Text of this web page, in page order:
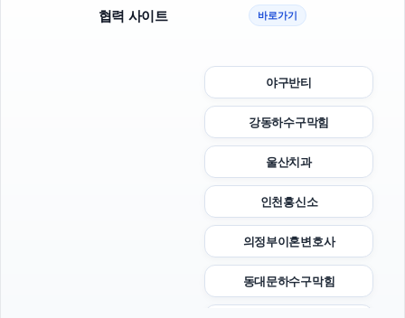
협력 사이트 바로가기
야구반티
강동하수구막힘
울산치과
인천흥신소
의정부이혼변호사
동대문하수구막힘